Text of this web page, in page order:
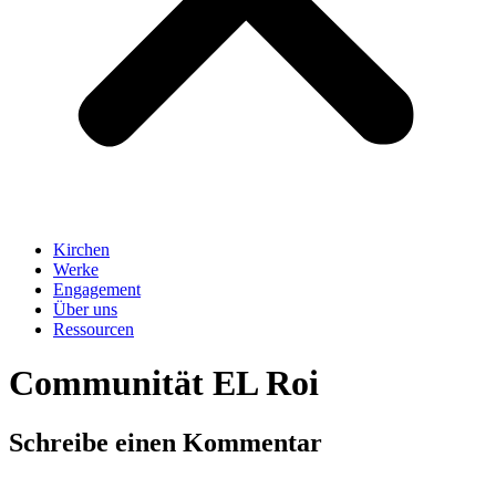
Kirchen
Werke
Engagement
Über uns
Ressourcen
Communität EL Roi
Schreibe einen Kommentar